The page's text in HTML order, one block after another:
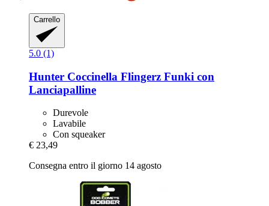
Carrello
5.0 (1)
Hunter Coccinella Flingerz Funki con
Lanciapalline
Durevole
Lavabile
Con squeaker
€ 23,49
Consegna entro il giorno 14 agosto